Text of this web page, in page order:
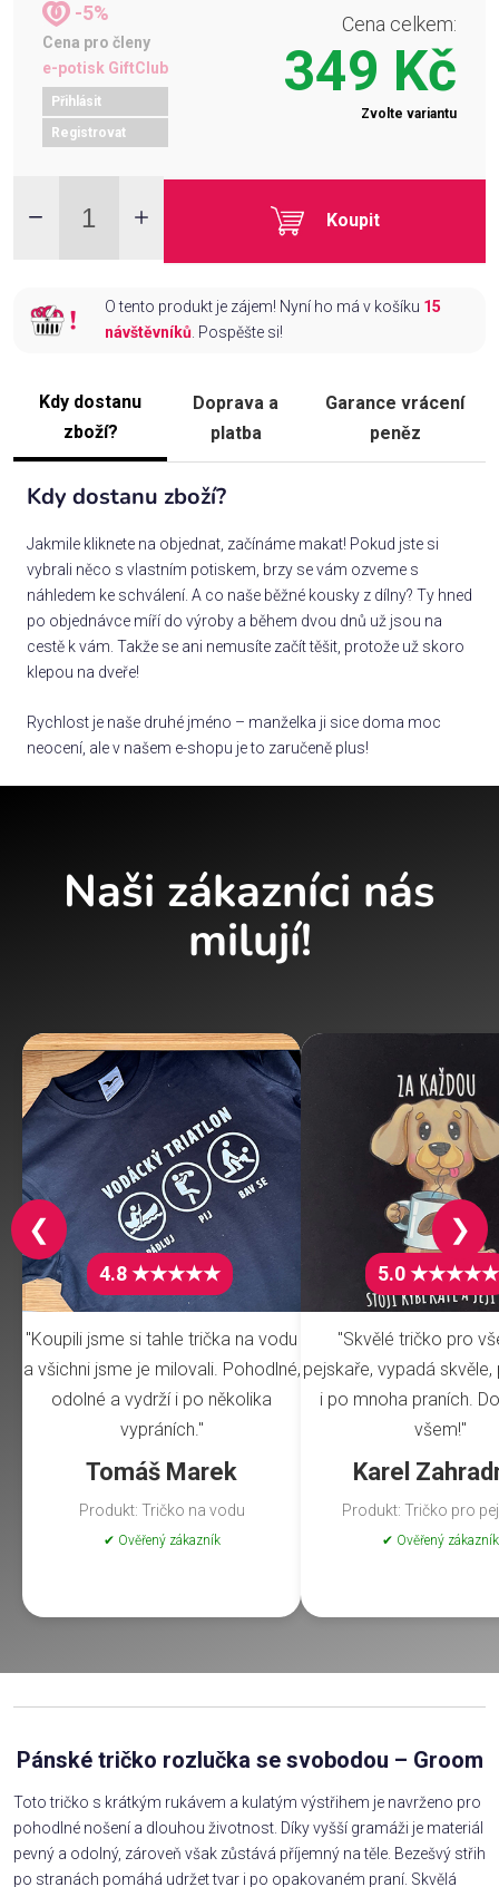
-5%
Cena pro členy
e-potisk GiftClub
Přihlásit
Registrovat
Cena celkem:
349 Kč
Zvolte variantu
Koupit
O tento produkt je zájem! Nyní ho má v košíku 15
návštěvníků. Pospěšte si!
Kdy dostanu
zboží?
Doprava a
platba
Garance vrácení
peněz
Kdy dostanu zboží?
Jakmile kliknete na objednat, začínáme makat! Pokud jste si
vybrali něco s vlastním potiskem, brzy se vám ozveme s
náhledem ke schválení. A co naše běžné kousky z dílny? Ty hned
po objednávce míří do výroby a během dvou dnů už jsou na
cestě k vám. Takže se ani nemusíte začít těšit, protože už skoro
klepou na dveře!
Rychlost je naše druhé jméno – manželka ji sice doma moc
neocení, ale v našem e-shopu je to zaručeně plus!
Naši zákazníci nás
milují!
4.8 ★★★★★
"Koupili jsme si tahle trička na vodu
a všichni jsme je milovali. Pohodlné,
odolné a vydrží i po několika
vypráních."
Tomáš Marek
Produkt: Tričko na vodu
✔ Ověřený zákazník
5.0 ★★★★★
"Skvělé tričko pro
pejskaře, vypadá
i po mnoha praních.
všem!"
Karel
Produkt: Tričko pro
✔ Ověřený zákazník
❮ ❯
Pánské tričko rozlučka se svobodou – Groom
Toto tričko s krátkým rukávem a kulatým výstřihem je navrženo pro
pohodlné nošení a dlouhou životnost. Díky vyšší gramáži je materiál
pevný a odolný, zároveň však zůstává příjemný na těle. Bezešvý střih
po stranách pomáhá udržet tvar i po opakovaném praní. Skvělá